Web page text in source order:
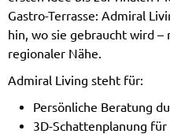
Gastro-Terrasse: Admiral
hin, wo sie gebraucht wird
regionaler Nähe.
Admiral Living steht für:
Persönliche Beratung
3D-Schattenplanung